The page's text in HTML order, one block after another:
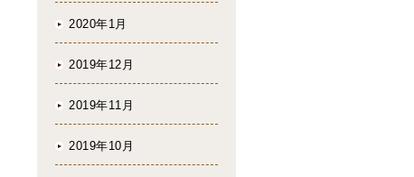
2020年1月
2019年12月
2019年11月
2019年10月